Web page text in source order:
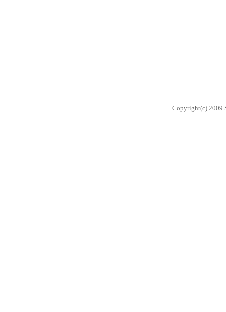
Copyright(c) 2009